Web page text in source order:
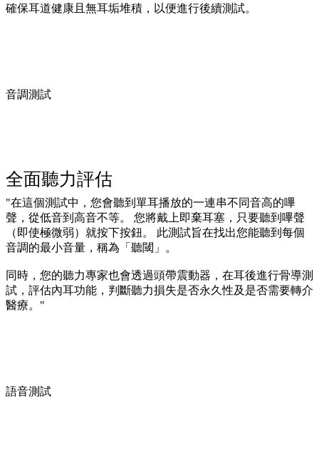
確保耳道健康且無耳垢堆積，以便進行後續測試。
音調測試
全面聽力評估
"在這個測試中，您會聽到單耳播放的一連串不同音高的嗶
聲，從低音到高音不等。 您將戴上即棄耳塞，只要聽到嗶聲
（即使極微弱）就按下按鈕。 此測試旨在找出您能聽到每個
音調的最小音量，稱為「聽閾」。
同時，您的聽力專家也會透過頭帶震動器，在耳後進行骨導測
試，評估內耳功能，判斷聽力損失是否永久性及是否需要轉介
醫療。"
語音測試